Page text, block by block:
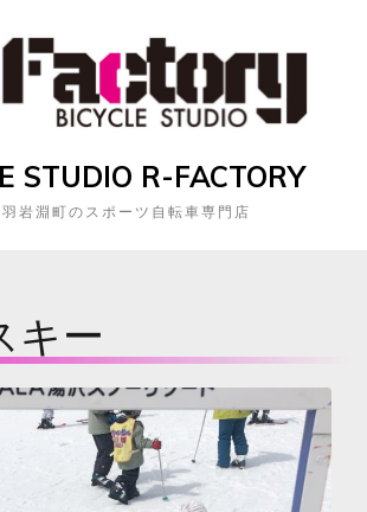
STUDIO R-FACTORY
岩淵町のスポーツ自転車専門店
キー